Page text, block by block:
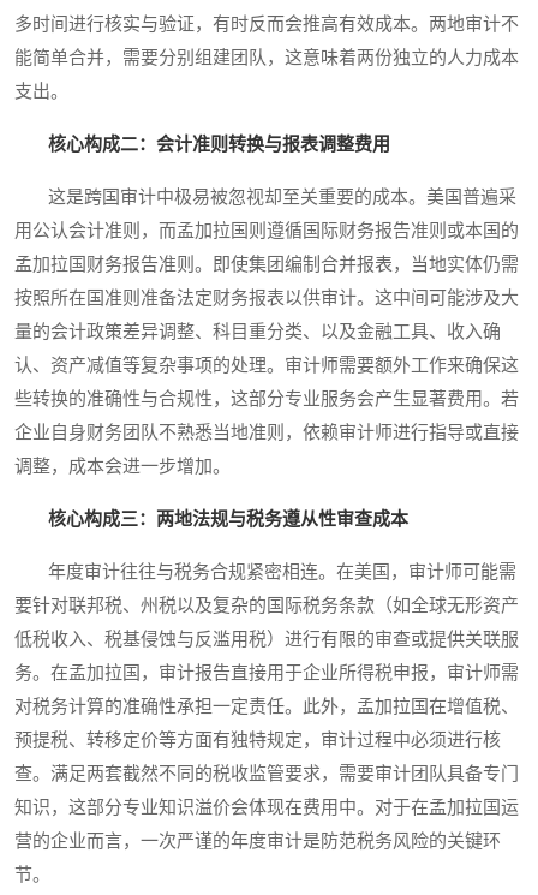
多时间进行核实与验证，有时反而会推高有效成本。两地审计不
能简单合并，需要分别组建团队，这意味着两份独立的人力成本
支出。
核心构成二：会计准则转换与报表调整费用
这是跨国审计中极易被忽视却至关重要的成本。美国普遍采
用公认会计准则，而孟加拉国则遵循国际财务报告准则或本国的
孟加拉国财务报告准则。即使集团编制合并报表，当地实体仍需
按照所在国准则准备法定财务报表以供审计。这中间可能涉及大
量的会计政策差异调整、科目重分类、以及金融工具、收入确
认、资产减值等复杂事项的处理。审计师需要额外工作来确保这
些转换的准确性与合规性，这部分专业服务会产生显著费用。若
企业自身财务团队不熟悉当地准则，依赖审计师进行指导或直接
调整，成本会进一步增加。
核心构成三：两地法规与税务遵从性审查成本
年度审计往往与税务合规紧密相连。在美国，审计师可能需
要针对联邦税、州税以及复杂的国际税务条款（如全球无形资产
低税收入、税基侵蚀与反滥用税）进行有限的审查或提供关联服
务。在孟加拉国，审计报告直接用于企业所得税申报，审计师需
对税务计算的准确性承担一定责任。此外，孟加拉国在增值税、
预提税、转移定价等方面有独特规定，审计过程中必须进行核
查。满足两套截然不同的税收监管要求，需要审计团队具备专门
知识，这部分专业知识溢价会体现在费用中。对于在孟加拉国运
营的企业而言，一次严谨的年度审计是防范税务风险的关键环
节。